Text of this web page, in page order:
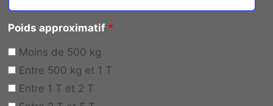
Poids approximatif *
Moins de 500 kg
Entre 500 kg et 1 T
Entre 1 T et 2 T